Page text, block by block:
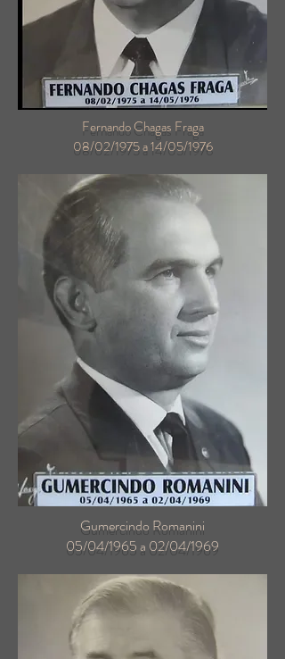
Fernando Chagas Fraga
08/02/1975 a 14/05/1976
Gumercindo Romanini
05/04/1965 a 02/04/1969